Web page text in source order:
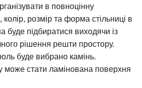
в повноцінну
розмір та форма стільниці в
буде підбиратися виходячи із
рішення решти простору.
буде вибрано камінь.
може стати ламінована поверхня